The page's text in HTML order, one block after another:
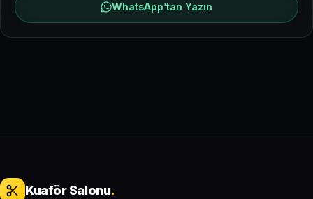
WhatsApp’tan Yazın
Kuaför Salonu.